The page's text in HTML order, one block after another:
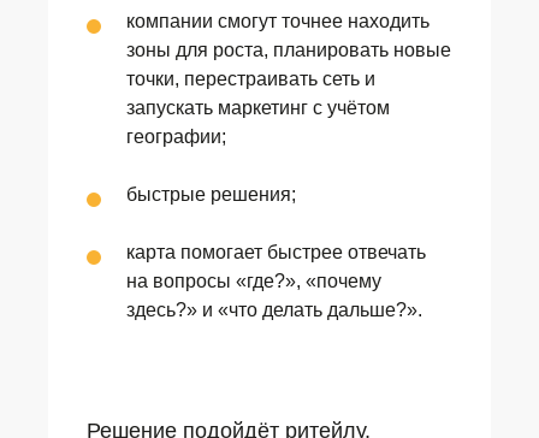
компании смогут точнее находить
зоны для роста, планировать новые
точки, перестраивать сеть и
запускать маркетинг с учётом
географии;
быстрые решения;
карта помогает быстрее отвечать
на вопросы «где?», «почему
здесь?» и «что делать дальше?».
Решение подойдёт ритейлу,